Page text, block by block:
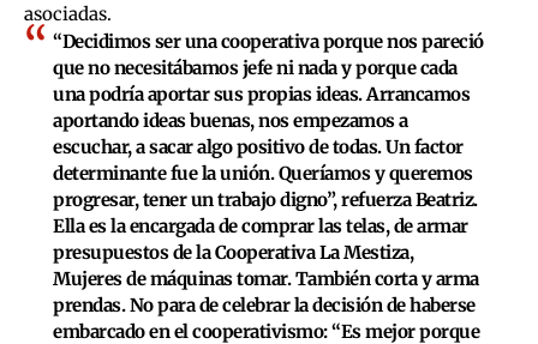
asociadas.
“Decidimos ser una cooperativa porque nos pareció
que no necesitábamos jefe ni nada y porque cada
una podría aportar sus propias ideas.Arrancamos
aportando ideas buenas, nos empezamos a
escuchar, a sacar algo positivo de todas.Un factor
determinante fue la unión. Queríamos y queremos
progresar, tener un trabajo digno”,refuerza Beatriz.
Ella es la encargada de comprar las telas, de armar
presupuestos de la Cooperativa La Mestiza,
Mujeres de máquinas tomar. También corta y arma
prendas.No para de celebrar la decisión de haberse
embarcado en el cooperativismo: “Es mejor porque